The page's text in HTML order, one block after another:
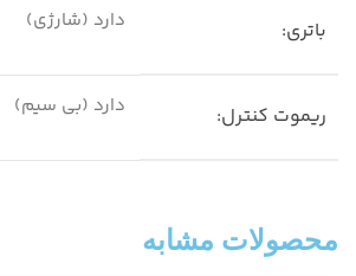
باتری: دارد (شارژی)
ریموت کنترل: دارد (بی سیم)
محصولات مشابه